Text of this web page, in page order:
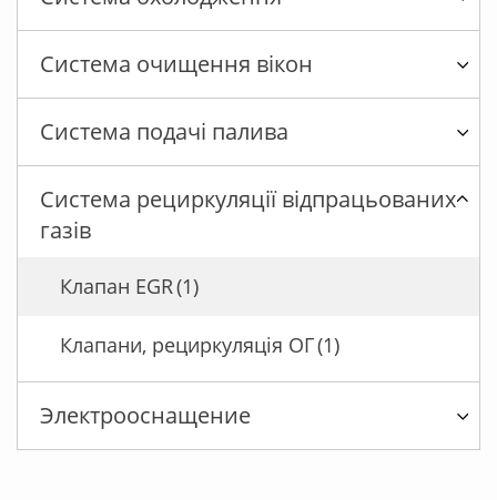
Система очищення вікон
Система подачі палива
Система рециркуляції відпрацьованих
газів
Клапан EGR(1)
Клапани, рециркуляція ОГ(1)
Электрооснащение